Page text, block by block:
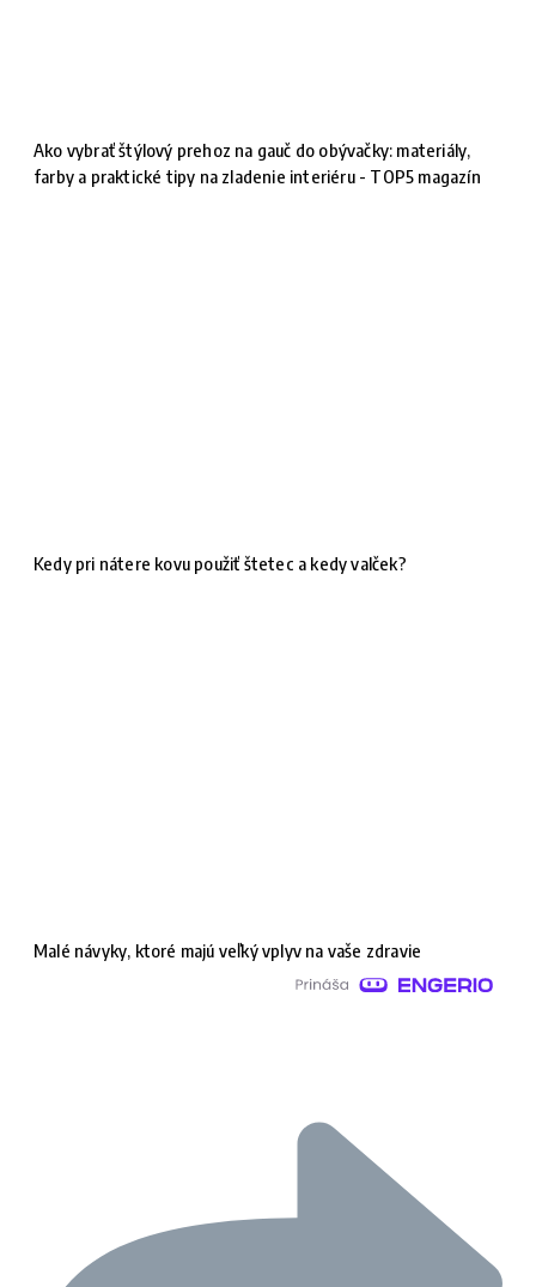
Ako vybrať štýlový prehoz na gauč do obývačky: materiály,
farby a praktické tipy na zladenie interiéru - TOP5 magazín
Kedy pri nátere kovu použiť štetec a kedy valček?
Malé návyky, ktoré majú veľký vplyv na vaše zdravie